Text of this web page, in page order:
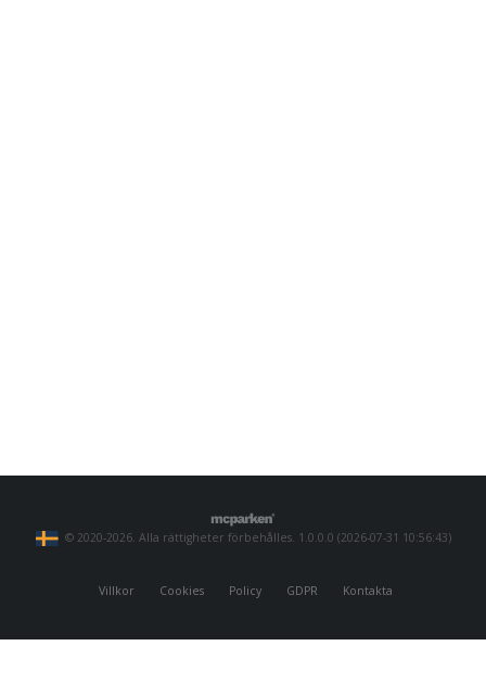
© 2020-2026. Alla rättigheter förbehålles. 1.0.0.0 (2026-07-31 10:56:43)
Villkor Cookies Policy GDPR Kontakta